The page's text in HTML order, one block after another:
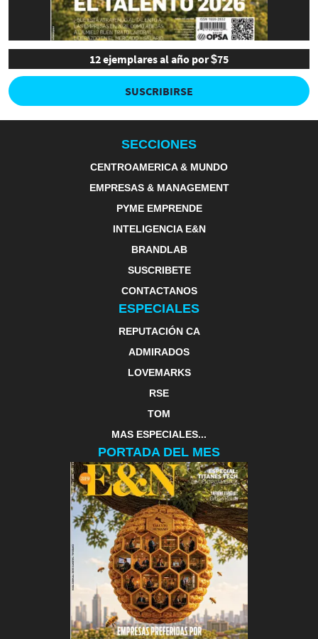
12 ejemplares al año por $75
SUSCRIBIRSE
SECCIONES
CENTROAMERICA & MUNDO
EMPRESAS & MANAGEMENT
PYME EMPRENDE
INTELIGENCIA E&N
BRANDLAB
SUSCRIBETE
CONTACTANOS
ESPECIALES
REPUTACIÓN CA
ADMIRADOS
LOVEMARKS
RSE
TOM
MAS ESPECIALES...
PORTADA DEL MES